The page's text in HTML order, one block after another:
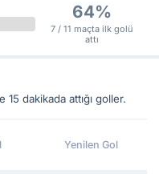
64%
7 / 11 maçta ilk golü
attı
dakikada attığı goller.
Yenilen Gol